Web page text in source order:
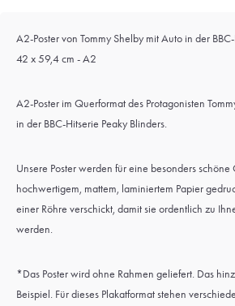
A2-Poster von Tommy Shelby mit Auto in der
42 x 59,4 cm - A2
A2-Poster im Querformat des Protagonisten
in der BBC-Hitserie Peaky Blinders.
Unsere Poster werden für eine besonders
hochwertigem, mattem, laminiertem Papier
einer Röhre verschickt, damit sie ordentlich zu
werden.
*Das Poster wird ohne Rahmen geliefert. Das
Beispiel. Für dieses Plakatformat stehen